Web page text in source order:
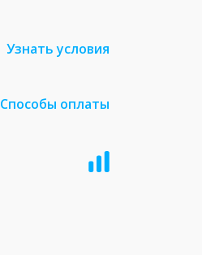
Узнать условия
Способы оплаты